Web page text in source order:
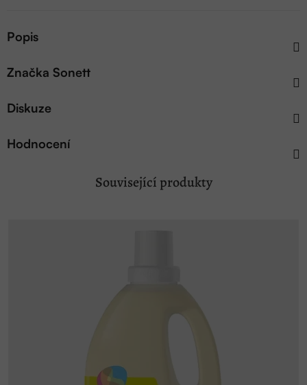
Popis
Značka Sonett
Diskuze
Hodnocení
Související produkty